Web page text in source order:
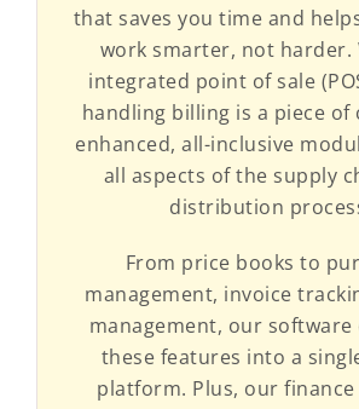
that saves you time and
work smarter, not harder.
integrated point of sale
handling billing is a piece of
enhanced, all-inclusive
all aspects of the supply
distribution
From price books to
management, invoice
management, our software
these features into a
platform. Plus, our